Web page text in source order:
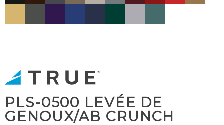
PLS-0500 LEVÉE DE
GENOUX/AB CRUNCH